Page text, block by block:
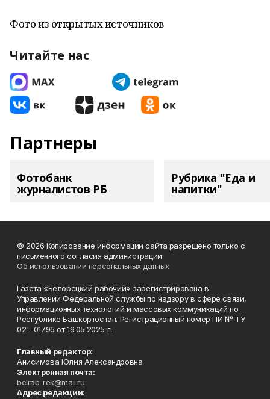
Фото из открытых источников
Читайте нас
Партнеры
Фотобанк
журналистов РБ
Рубрика "Еда и
напитки"
© 2026 Копирование информации сайта разрешено только с
письменного согласия администрации.
Об использовании персональных данных
Газета «Белорецкий рабочий» зарегистрирована в
Управлении Федеральной службы по надзору в сфере связи,
информационных технологий и массовых коммуникаций по
Республике Башкортостан. Регистрационный номер ПИ № ТУ
02 - 01795 от 19.05.2025 г.
Главный редактор:
Анисимова Юлия Александровна
Электронная почта:
belrab-rek@mail.ru
Адрес редакции: